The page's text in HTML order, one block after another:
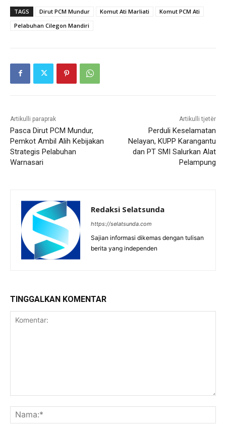
TAGS Dirut PCM Mundur Komut Ati Marliati
Komut PCM Ati
Pelabuhan Cilegon Mandiri
Artikulli paraprak
Pasca Dirut PCM Mundur,
Pemkot Ambil Alih Kebijakan
Strategis Pelabuhan
Warnasari
Artikulli tjetër
Perduli Keselamatan
Nelayan, KUPP Karangantu
dan PT SMI Salurkan Alat
Pelampung
Redaksi Selatsunda
https://selatsunda.com
Sajian informasi dikemas dengan tulisan
berita yang independen
TINGGALKAN KOMENTAR